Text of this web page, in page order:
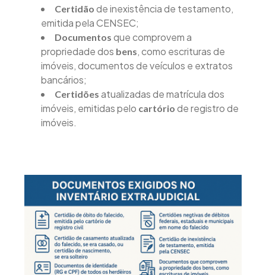
Certidão de inexistência de testamento,
emitida pela CENSEC;
Documentos que comprovem a
propriedade dos bens, como escrituras de
imóveis, documentos de veículos e extratos
bancários;
Certidões atualizadas de matrícula dos
imóveis, emitidas pelo cartório de registro de
imóveis.